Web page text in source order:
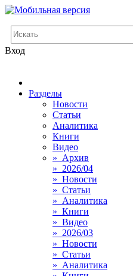
Вход
Разделы
Новости
Статьи
Аналитика
Книги
Видео
» Архив
» 2026/04
» Новости
» Статьи
» Аналитика
» Книги
» Видео
» 2026/03
» Новости
» Статьи
» Аналитика